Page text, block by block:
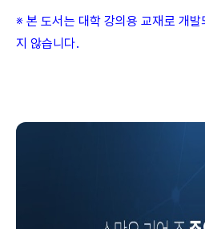
※ 본 도서는 대학 강의용 교재로 개
지 않습니다.